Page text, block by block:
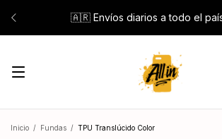
🇦🇷 Envíos diarios a todo el
Inicio / Fundas / TPU Translúcido Color